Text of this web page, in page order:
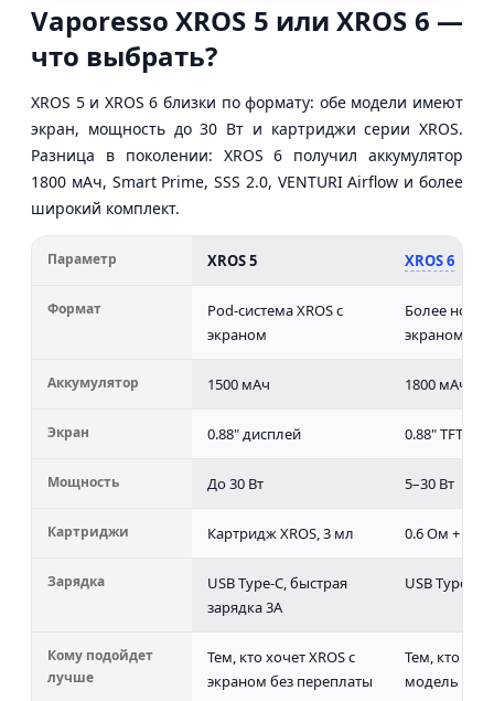
Vaporesso XROS 5 или XROS 6 —
что выбрать?
XROS 5 и XROS 6 близки по формату: обе модели имеют
экран, мощность до 30 Вт и картриджи серии XROS.
Разница в поколении: XROS 6 получил аккумулятор
1800 мАч, Smart Prime, SSS 2.0, VENTURI Airflow и более
широкий комплект.
Параметр XROS 5 XROS 6
Формат
Pod-система XROS с
экраном
Более
экраном
Аккумулятор 1500 мАч 1800 мАч
Экран 0.88" дисплей 0.88" TFT
Мощность До 30 Вт 5–30 Вт
Картриджи Картридж XROS, 3 мл 0.6 Ом + 0.8
Зарядка
USB Type-C, быстрая
зарядка 3A
USB Type-C,
Кому подойдет
лучше
Тем, кто хочет XROS с
экраном без переплаты
Тем, кто
модель с